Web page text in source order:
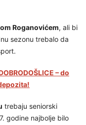
Roganovićem, ali bi
sezonu trebalo da
– do
trebaju seniorski
godine najbolje bilo